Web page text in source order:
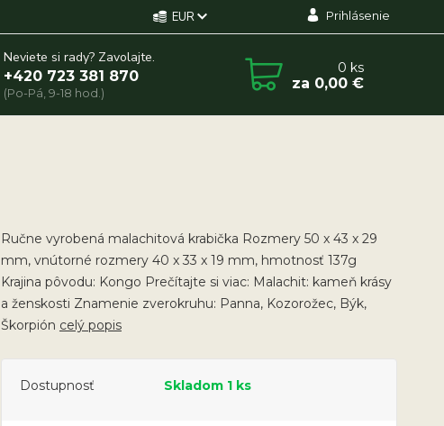
EUR Prihlásenie
Neviete si rady? Zavolajte.
+420 723 381 870
(Po-Pá, 9-18 hod.)
0 ks
za 0,00 €
Ručne vyrobená malachitová krabička Rozmery 50 x 43 x 29
mm, vnútorné rozmery 40 x 33 x 19 mm, hmotnosť 137g
Krajina pôvodu: Kongo Prečítajte si viac: Malachit: kameň krásy
a ženskosti Znamenie zverokruhu: Panna, Kozorožec, Býk,
Škorpión celý popis
Dostupnosť Skladom 1 ks